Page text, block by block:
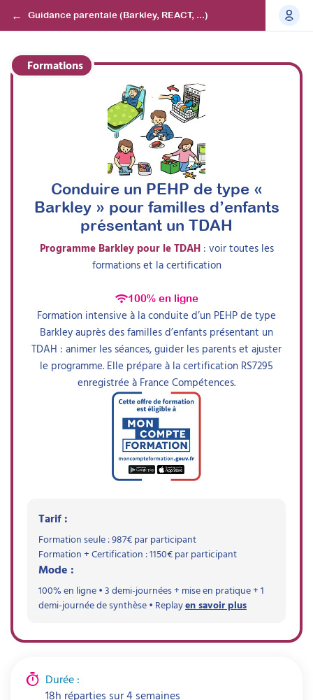
Guidance parentale (Barkley, REACT, ...)
Formations
Conduire un PEHP de type «
Barkley » pour familles d’enfants
présentant un TDAH
Programme Barkley pour le TDAH : voir toutes les
formationset la certification
100% en ligne
Formation intensive à la conduite d’un PEHP de type
Barkley auprès des familles d’enfants présentant un
TDAH : animer les séances, guider les parents et ajuster
le programme. Elle prépare à la certification RS7295
enregistrée à France Compétences.
Tarif :
Formation seule :987€ par participant
Formation + Certification :1150€ par participant
Mode :
100% en ligne • 3 demi-journées + mise en pratique + 1
demi-journée de synthèse • Replayen savoir plus
Durée :
18h réparties sur 4 semaines